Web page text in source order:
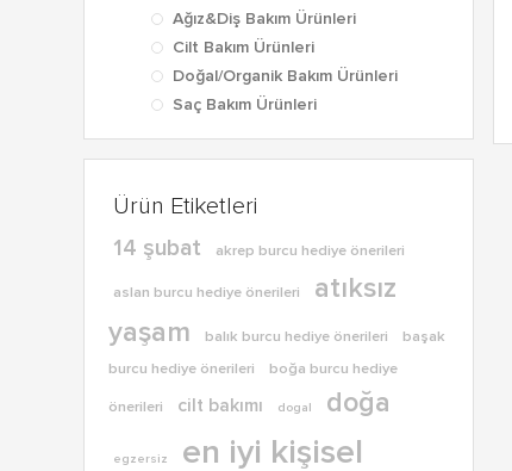
Ağız&Diş Bakım Ürünleri
Cilt Bakım Ürünleri
Doğal/Organik Bakım Ürünleri
Saç Bakım Ürünleri
Ürün Etiketleri
14 şubat
akrep burcu hediye önerileri
aslan burcu hediye önerileri
atıksız
yaşam
balık burcu hediye önerileri başak
burcu hediye önerileri boğa burcu hediye
önerileri cilt bakımı dogal doğa
egzersiz
en iyi kişisel